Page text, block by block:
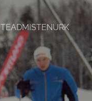
TEADMISTENURK